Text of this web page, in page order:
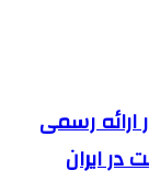
رسمی
ایران